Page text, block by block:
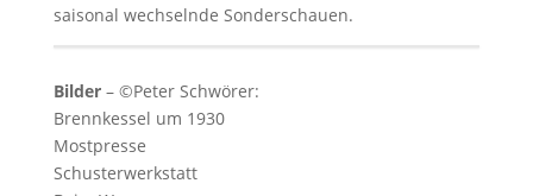
saisonal wechselnde Sonderschauen.
Bilder– ©Peter Schwörer:
Brennkessel um 1930
Mostpresse
Schusterwerkstatt